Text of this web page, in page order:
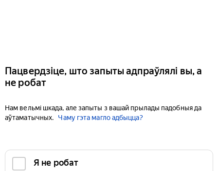
Пацвердзіце, што запыты адпраўлялі вы, а
не робат
Нам вельмі шкада, але запыты з вашай прылады падобныя да
аўтаматычных.
Чаму гэта магло адбыцца?
Я не робат